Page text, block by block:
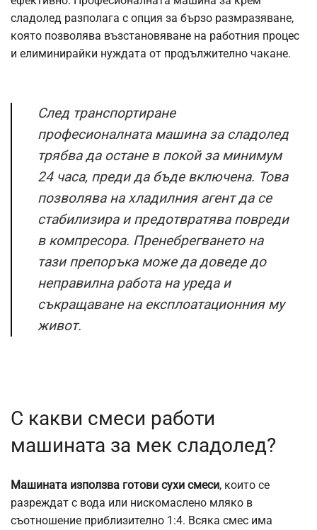
сладолед разполага с опция за бързо размразяване,
която позволява възстановяване на работния процес
и елиминирайки нуждата от продължително чакане.
След транспортиране
професионалната машина за сладолед
трябва да остане в покой за минимум
24 часа, преди да бъде включена. Това
позволява на хладилния агент да се
стабилизира и предотвратява повреди
в компресора. Пренебрегването на
тази препоръка може да доведе до
неправилна работа на уреда и
съкращаване на експлоатационния му
живот.
С какви смеси работи
машината за мек сладолед?
Машината използва готови сухи смеси, които се
разреждат с вода или нискомаслено мляко в
съотношение приблизително 1:4. Всяка смес има